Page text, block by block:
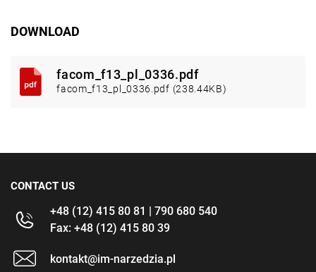
DOWNLOAD
facom_f13_pl_0336.pdf
facom_f13_pl_0336.pdf (238.44KB)
CONTACT US
+48 (12) 415 80 81 | 790 680 540
Fax: +48 (12) 415 80 39
kontakt@im-narzedzia.pl